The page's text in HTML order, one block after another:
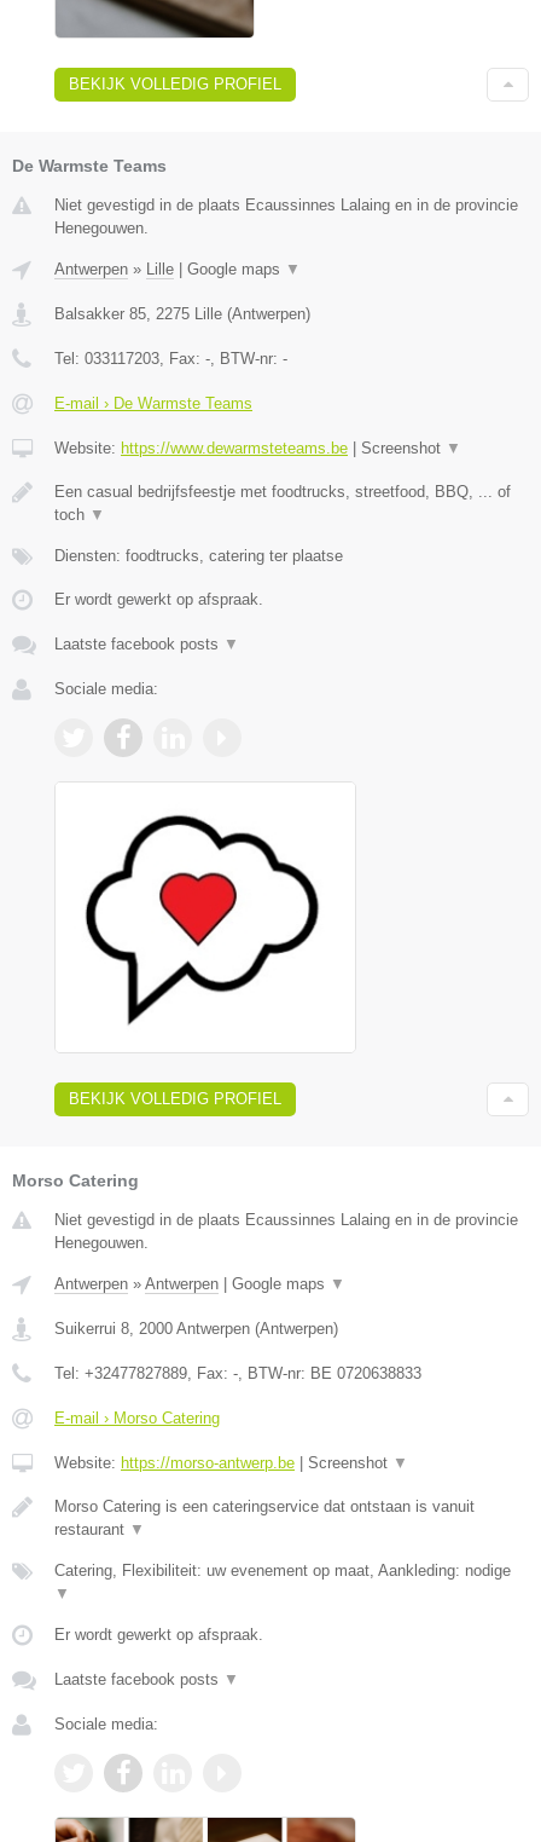
BEKIJK VOLLEDIG PROFIEL
De Warmste Teams
Niet gevestigd in de plaats Ecaussinnes Lalaing en in de provincie
Henegouwen.
Antwerpen » Lille | Google maps ▼
Balsakker 85 2275 Lille (Antwerpen)
Tel: 033117203 , Fax: - , BTW-nr: -
E-mail › De Warmste Teams
Website: https://www.dewarmsteteams.be | Screenshot ▼
Een casual bedrijfsfeestje met foodtrucks, streetfood, BBQ, ... of
toch ▼
Diensten: foodtrucks, catering ter plaatse
Er wordt gewerkt op afspraak.
Laatste facebook posts ▼
Sociale media:
BEKIJK VOLLEDIG PROFIEL
Morso Catering
Niet gevestigd in de plaats Ecaussinnes Lalaing en in de provincie
Henegouwen.
Antwerpen » Antwerpen | Google maps ▼
Suikerrui 8 2000 Antwerpen (Antwerpen)
Tel: +32477827889 , Fax: - , BTW-nr: BE 0720638833
E-mail › Morso Catering
Website: https://morso-antwerp.be | Screenshot ▼
Morso Catering is een cateringservice dat ontstaan is vanuit
restaurant ▼
Catering, Flexibiliteit: uw evenement op maat, Aankleding: nodige
▼
Er wordt gewerkt op afspraak.
Laatste facebook posts ▼
Sociale media: